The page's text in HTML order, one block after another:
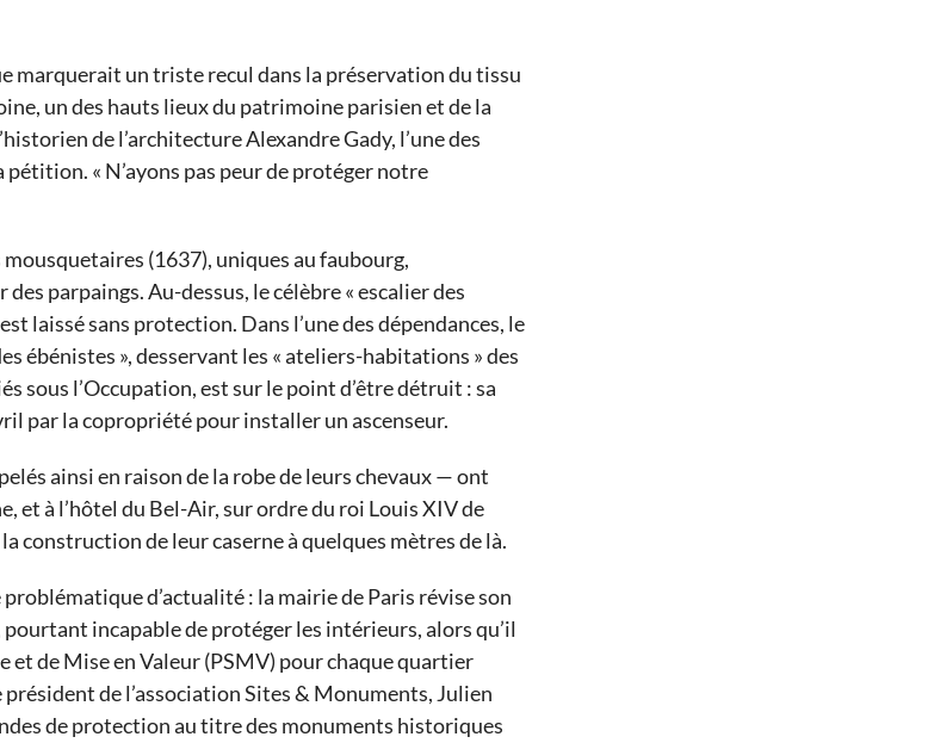
marquerait un triste recul dans la préservation du tissu
un des hauts lieux du patrimoine parisien et de la
de l’architecture Alexandre Gady, l’une des
« N’ayons pas peur de protéger notre
mousquetaires (1637), uniques au faubourg,
parpaings. Au-dessus, le célèbre « escalier des
laissé sans protection. Dans l’une des dépendances, le
ébénistes », desservant les « ateliers-habitations » des
sous l’Occupation, est sur le point d’être détruit : sa
par la copropriété pour installer un ascenseur.
ainsi en raison de la robe de leurs chevaux — ont
et à l’hôtel du Bel-Air, sur ordre du roi Louis XIV de
construction de leur caserne à quelques mètres de là.
d’actualité : la mairie de Paris révise son
pourtant incapable de protéger les intérieurs, alors qu’il
et de Mise en Valeur (PSMV) pour chaque quartier
de l’association Sites & Monuments, Julien
de protection au titre des monuments historiques